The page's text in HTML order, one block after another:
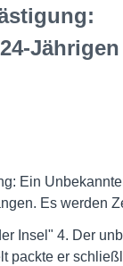
Jährigen
Ein
Es werden
Insel" 4. Der
packte er